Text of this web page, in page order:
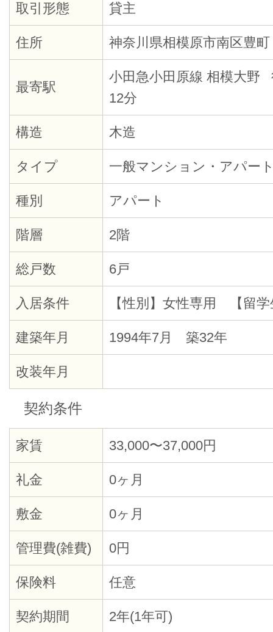
取引形態 貸主
住所 神奈川県相模原市南区豊町
最寄駅
小田急小田原線 相模大野
12分
構造 木造
タイプ 一般マンション・アパー
種別 アパート
階層 2階
総戸数 6戸
入居条件 【性別】女性専用 【留
建築年月 1994年7月 築32年
改装年月
契約条件
家賃 33,000〜37,000円
礼金 0ヶ月
敷金 0ヶ月
管理費(雑費) 0円
保険料 任意
契約期間 2年(1年可)